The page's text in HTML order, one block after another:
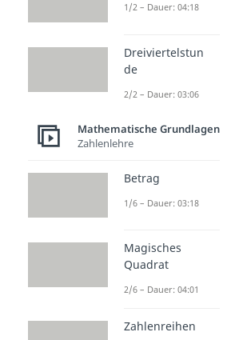
Kleinstes
Vielfaches
Ein kleinstes
brauchst du zum
zweiBrüche
addieren und
Du kannst das
Vielfache mit dem
1/2 – Dauer: 04:18
Dreiviertelstun
de
2/2 – Dauer: 03:06
Mathematische Grundlagen
Zahlenlehre
Betrag
1/6 – Dauer: 03:18
Magisches
Quadrat
2/6 – Dauer: 04:01
Zahlenreihen